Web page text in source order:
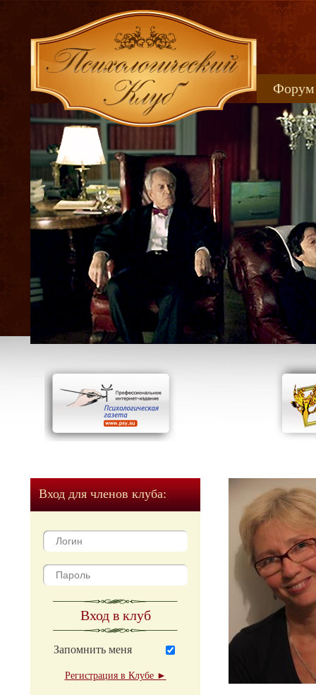
Форум
Вход для членов клуба:
Вход в клуб
Запомнить меня
Регистрация в Клубе ►